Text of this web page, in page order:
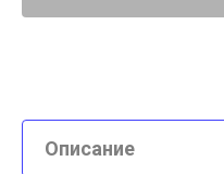
Описание